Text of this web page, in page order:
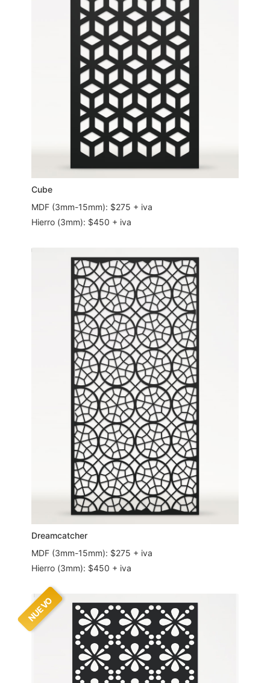
Cube
MDF (3mm-15mm): $275 + iva
Hierro (3mm): $450 + iva
Dreamcatcher
MDF (3mm-15mm): $275 + iva
Hierro (3mm): $450 + iva
NUEVO